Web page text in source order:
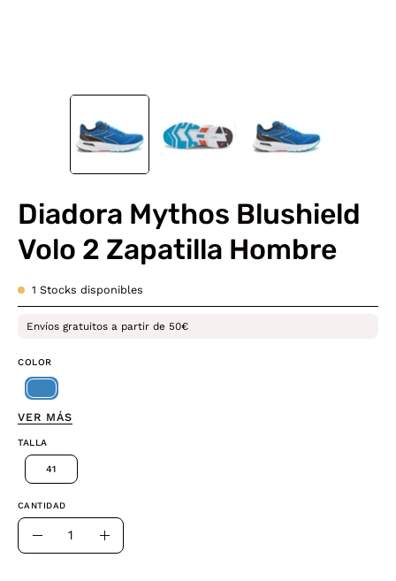
Diadora Mythos Blushield
Volo 2 Zapatilla Hombre
1 Stocks disponibles
Envíos gratuitos a partir de 50€
COLOR
VER MÁS
TALLA
41
CANTIDAD
Cantidad
Disminuir Aumentar